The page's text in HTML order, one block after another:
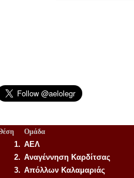
Ομάδα
1. ΑΕΛ
2. Αναγέννηση Καρδίτσας
3. Απόλλων Καλαμαριάς